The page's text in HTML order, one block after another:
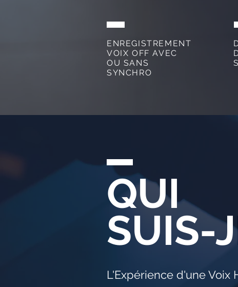
ENREGISTREMENT
VOIX OFF AVEC
OU SANS
SYNCHRO
QUI
SUIS-
L'Expérience d'une Voix